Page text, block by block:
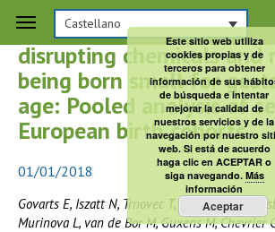
Castellano
Prenatal exposure to
disrupting chemicals and
being born small for
age: Pooled analysis of
European birth cohorts
01/01/2018
Govarts E, Iszatt N, Trnovec T, de Cock M,
Murinova L, van de Bor M, Guxens M, Chevrier
Este sitio web utiliza
cookies propias y de
terceros para obtener
información de sus
de búsqueda e intentar
mejorar la calidad de
nuestros servicios y de la
navegación por nuestro
web. Si está de acuerdo
haga clic en ACEPTAR o
siga navegando. Más
información
Aceptar